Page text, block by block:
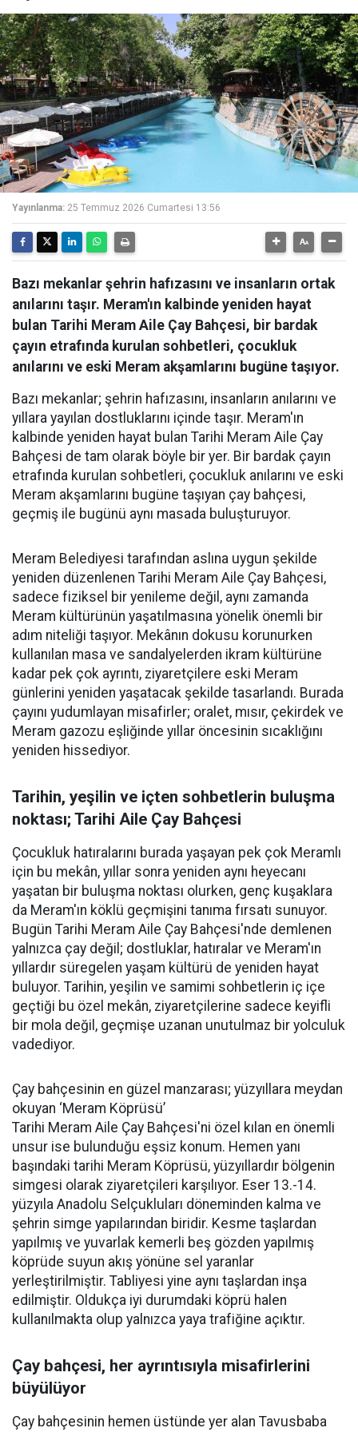
Yayınlanma: 25 Temmuz 2026 Cumartesi 13:56
Bazı mekanlar şehrin hafızasını ve insanların ortak
anılarını taşır. Meram'ın kalbinde yeniden hayat
bulan Tarihi Meram Aile Çay Bahçesi, bir bardak
çayın etrafında kurulan sohbetleri, çocukluk
anılarını ve eski Meram akşamlarını bugüne taşıyor.
Bazı mekanlar; şehrin hafızasını, insanların anılarını ve
yıllara yayılan dostluklarını içinde taşır. Meram'ın
kalbinde yeniden hayat bulan Tarihi Meram Aile Çay
Bahçesi de tam olarak böyle bir yer. Bir bardak çayın
etrafında kurulan sohbetleri, çocukluk anılarını ve eski
Meram akşamlarını bugüne taşıyan çay bahçesi,
geçmiş ile bugünü aynı masada buluşturuyor.
Meram Belediyesi tarafından aslına uygun şekilde
yeniden düzenlenen Tarihi Meram Aile Çay Bahçesi,
sadece fiziksel bir yenileme değil, aynı zamanda
Meram kültürünün yaşatılmasına yönelik önemli bir
adım niteliği taşıyor. Mekânın dokusu korunurken
kullanılan masa ve sandalyelerden ikram kültürüne
kadar pek çok ayrıntı, ziyaretçilere eski Meram
günlerini yeniden yaşatacak şekilde tasarlandı. Burada
çayını yudumlayan misafirler; oralet, mısır, çekirdek ve
Meram gazozu eşliğinde yıllar öncesinin sıcaklığını
yeniden hissediyor.
Tarihin, yeşilin ve içten sohbetlerin buluşma
noktası; Tarihi Aile Çay Bahçesi
Çocukluk hatıralarını burada yaşayan pek çok Meramlı
için bu mekân, yıllar sonra yeniden aynı heyecanı
yaşatan bir buluşma noktası olurken, genç kuşaklara
da Meram'ın köklü geçmişini tanıma fırsatı sunuyor.
Bugün Tarihi Meram Aile Çay Bahçesi'nde demlenen
yalnızca çay değil; dostluklar, hatıralar ve Meram'ın
yıllardır süregelen yaşam kültürü de yeniden hayat
buluyor. Tarihin, yeşilin ve samimi sohbetlerin iç içe
geçtiği bu özel mekân, ziyaretçilerine sadece keyifli
bir mola değil, geçmişe uzanan unutulmaz bir yolculuk
vadediyor.
Çay bahçesinin en güzel manzarası; yüzyıllara meydan
okuyan ‘Meram Köprüsü’
Tarihi Meram Aile Çay Bahçesi'ni özel kılan en önemli
unsur ise bulunduğu eşsiz konum. Hemen yanı
başındaki tarihi Meram Köprüsü, yüzyıllardır bölgenin
simgesi olarak ziyaretçileri karşılıyor. Eser 13.-14.
yüzyıla Anadolu Selçukluları döneminden kalma ve
şehrin simge yapılarından biridir. Kesme taşlardan
yapılmış ve yuvarlak kemerli beş gözden yapılmış
köprüde suyun akış yönüne sel yaranlar
yerleştirilmiştir. Tabliyesi yine aynı taşlardan inşa
edilmiştir. Oldukça iyi durumdaki köprü halen
kullanılmakta olup yalnızca yaya trafiğine açıktır.
Çay bahçesi, her ayrıntısıyla misafirlerini
büyülüyor
Çay bahçesinin hemen üstünde yer alan Tavusbaba